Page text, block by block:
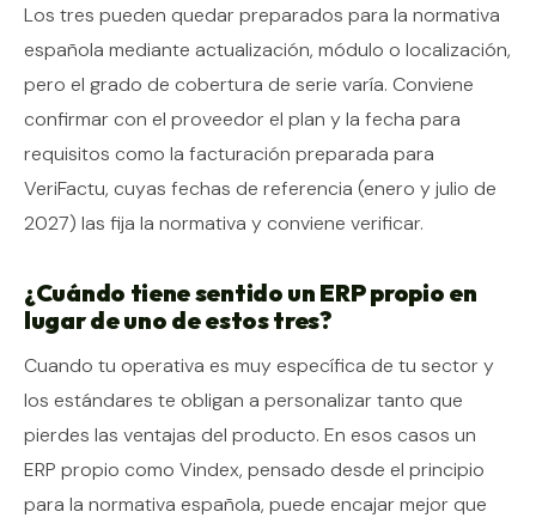
Los tres pueden quedar preparados para la normativa
española mediante actualización, módulo o localización,
pero el grado de cobertura de serie varía. Conviene
confirmar con el proveedor el plan y la fecha para
requisitos como la facturación preparada para
VeriFactu, cuyas fechas de referencia (enero y julio de
2027) las fija la normativa y conviene verificar.
¿Cuándo tiene sentido un ERP propio en
lugar de uno de estos tres?
Cuando tu operativa es muy específica de tu sector y
los estándares te obligan a personalizar tanto que
pierdes las ventajas del producto. En esos casos un
ERP propio como Vindex, pensado desde el principio
para la normativa española, puede encajar mejor que